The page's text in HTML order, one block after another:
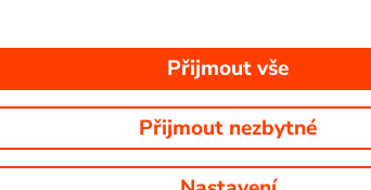
tomto webu jsou zobrazovány obrázky z pořadů TV
Přijmout vše
Přijmout nezbytné